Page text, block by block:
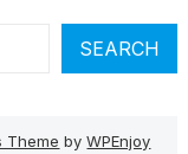
SEARCH
Theme byWPEnjoy